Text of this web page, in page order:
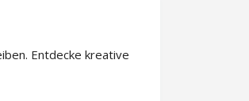
Entdecke kreative